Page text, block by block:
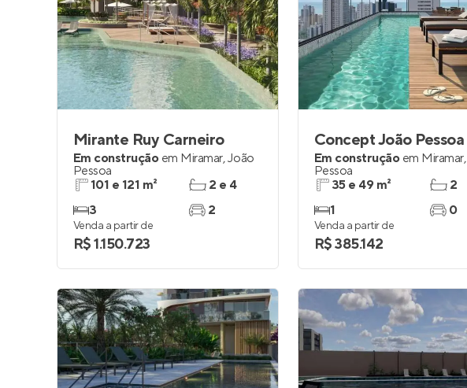
Mirante Ruy Carneiro
Em construção em Miramar,João
Pessoa
101 e 121 m²
3
2 e 4
2
Venda a partir de
R$ 1.150.723
Concept João Pessoa
Em construção em Miramar,
Pessoa
35 e 49 m²
1
2
0
Venda a partir de
R$ 385.142